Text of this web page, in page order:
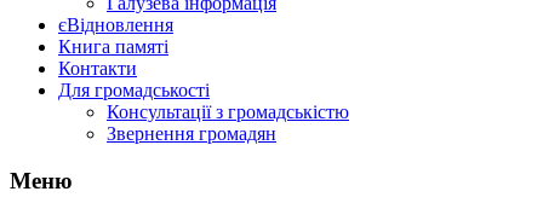
єВідновлення
Книга памяті
Контакти
Для громадськості
Консультації з громадськістю
Звернення громадян
Меню